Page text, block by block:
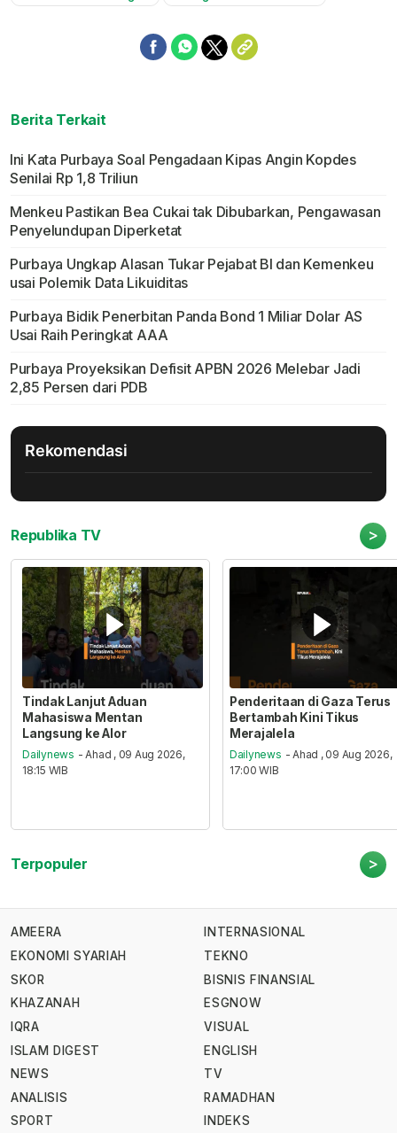
Berita Terkait
Ini Kata Purbaya Soal Pengadaan Kipas Angin Kopdes
Senilai Rp 1,8 Triliun
Menkeu Pastikan Bea Cukai tak Dibubarkan, Pengawasan
Penyelundupan Diperketat
Purbaya Ungkap Alasan Tukar Pejabat BI dan Kemenkeu
usai Polemik Data Likuiditas
Purbaya Bidik Penerbitan Panda Bond 1 Miliar Dolar AS
Usai Raih Peringkat AAA
Purbaya Proyeksikan Defisit APBN 2026 Melebar Jadi
2,85 Persen dari PDB
Rekomendasi
Republika TV >
Tindak Lanjut Aduan
Mahasiswa Mentan
Langsung ke Alor
Dailynews - Ahad , 09 Aug 2026,
18:15 WIB
Penderitaan di Gaza Terus
Bertambah Kini Tikus
Merajalela
Dailynews - Ahad , 09 Aug 2026,
17:00 WIB
Terpopuler >
AMEERA
EKONOMI SYARIAH
SKOR
KHAZANAH
IQRA
ISLAM DIGEST
NEWS
ANALISIS
SPORT
INTERNASIONAL
TEKNO
BISNIS FINANSIAL
ESGNOW
VISUAL
ENGLISH
TV
RAMADHAN
INDEKS